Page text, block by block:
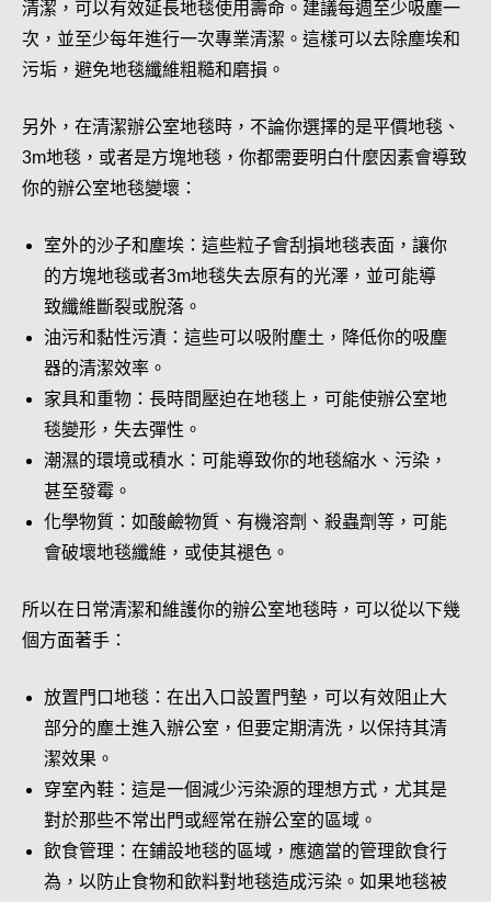
清潔，可以有效延長地毯使用壽命。建議每週至少吸塵一
次，並至少每年進行一次專業清潔。這樣可以去除塵埃和
污垢，避免地毯纖維粗糙和磨損。
另外，在清潔辦公室地毯時，不論你選擇的是平價地毯、
3m地毯，或者是方塊地毯，你都需要明白什麼因素會導致
你的辦公室地毯變壞：
室外的沙子和塵埃：這些粒子會刮損地毯表面，讓你
的方塊地毯或者3m地毯失去原有的光澤，並可能導
致纖維斷裂或脫落。
油污和黏性污漬：這些可以吸附塵土，降低你的吸塵
器的清潔效率。
家具和重物：長時間壓迫在地毯上，可能使辦公室地
毯變形，失去彈性。
潮濕的環境或積水：可能導致你的地毯縮水、污染，
甚至發霉。
化學物質：如酸鹼物質、有機溶劑、殺蟲劑等，可能
會破壞地毯纖維，或使其褪色。
所以在日常清潔和維護你的辦公室地毯時，可以從以下幾
個方面著手：
放置門口地毯：在出入口設置門墊，可以有效阻止大
部分的塵土進入辦公室，但要定期清洗，以保持其清
潔效果。
穿室內鞋：這是一個減少污染源的理想方式，尤其是
對於那些不常出門或經常在辦公室的區域。
飲食管理：在鋪設地毯的區域，應適當的管理飲食行
為，以防止食物和飲料對地毯造成污染。如果地毯被